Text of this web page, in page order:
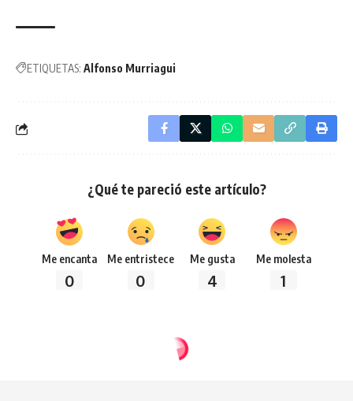
ETIQUETAS: Alfonso Murriagui
¿Qué te pareció este artículo?
Me encanta
0
Me entristece
0
Me gusta
4
Me molesta
1